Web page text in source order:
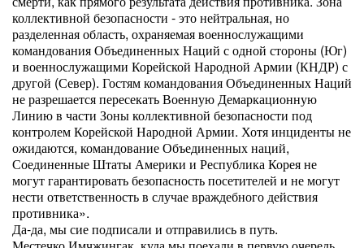
коллективной безопасности - это нейтральная, но
разделенная область, охраняемая военнослужащими
командования Объединенных Наций с одной стороны (Юг)
и военнослужащими Корейской Народной Армии (КНДР) с
другой (Север). Гостям командования Объединенных Наций
не разрешается пересекать Военную Демаркационную
Линию в части Зоны коллективной безопасности под
контролем Корейской Народной Армии. Хотя инциденты не
ожидаются, командование Объединенных наций,
Соединенные Штаты Америки и Республика Корея не
могут гарантировать безопасность посетителей и не могут
нести ответственность в случае враждебного действия
противника».
Да-да, мы сие подписали и отправились в путь.